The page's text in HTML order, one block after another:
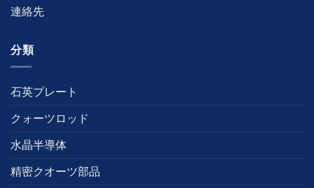
連絡先
分類
石英プレート
クォーツロッド
水晶半導体
精密クオーツ部品